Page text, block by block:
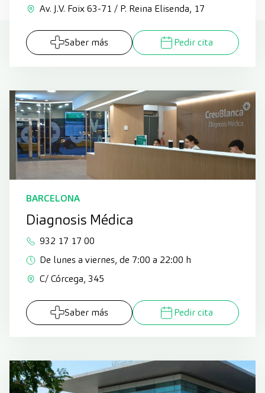
Av. J.V. Foix 63-71 / P. Reina Elisenda, 17
Saber más Pedir cita
BARCELONA
Diagnosis Médica
932 17 17 00
De lunes a viernes, de 7:00 a 22:00 h
C/ Córcega, 345
Saber más Pedir cita